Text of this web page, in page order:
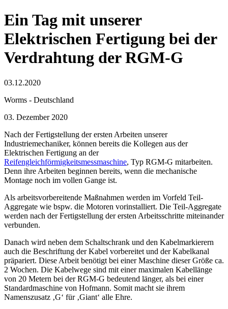
Ein Tag mit unserer
Elektrischen Fertigung bei der
Verdrahtung der RGM-G
03.12.2020
Worms - Deutschland
03. Dezember 2020
Nach der Fertigstellung der ersten Arbeiten unserer
Industriemechaniker, können bereits die Kollegen aus der
Elektrischen Fertigung an der
Reifengleichförmigkeitsmessmaschine, Typ RGM-G mitarbeiten.
Denn ihre Arbeiten beginnen bereits, wenn die mechanische
Montage noch im vollen Gange ist.
Als arbeitsvorbereitende Maßnahmen werden im Vorfeld Teil-
Aggregate wie bspw. die Motoren vorinstalliert. Die Teil-Aggregate
werden nach der Fertigstellung der ersten Arbeitsschritte miteinander
verbunden.
Danach wird neben dem Schaltschrank und den Kabelmarkierern
auch die Beschriftung der Kabel vorbereitet und der Kabelkanal
präpariert. Diese Arbeit benötigt bei einer Maschine dieser Größe ca.
2 Wochen. Die Kabelwege sind mit einer maximalen Kabellänge
von 20 Metern bei der RGM-G bedeutend länger, als bei einer
Standardmaschine von Hofmann. Somit macht sie ihrem
Namenszusatz ‚G‘ für ‚Giant‘ alle Ehre.